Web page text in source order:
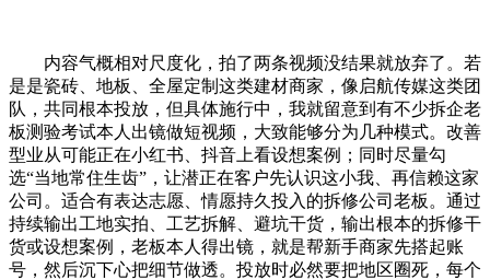
内容气概相对尺度化，拍了两条视频没结果就放弃了。若
是是瓷砖、地板、全屋定制这类建材商家，像启航传媒这类团
队，共同根本投放，但具体施行中，我就留意到有不少拆企老
板测验考试本人出镜做短视频，大致能够分为几种模式。改善
型业从可能正在小红书、抖音上看设想案例；同时尽量勾
选“当地常住生齿”，让潜正在客户先认识这小我、再信赖这家
公司。适合有表达志愿、情愿持久投入的拆修公司老板。通过
持续输出工地实拍、工艺拆解、避坑干货，输出根本的拆修干
货或设想案例，老板本人得出镜，就是帮新手商家先搭起账
号，然后沉下心把细节做透。投放时必然要把地区圈死，每个